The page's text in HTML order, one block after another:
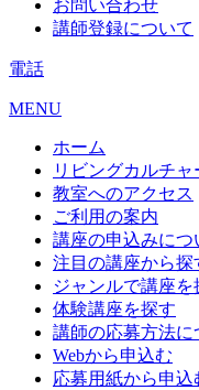
お問い合わせ
講師登録について
電話
MENU
ホーム
リビングカルチ
教室へのアクセス
ご利用の案内
講座の申込みにつ
注目の講座から探
ジャンルで講座を
体験講座を探す
講師の応募方法に
Webから申込む
応募用紙から申込